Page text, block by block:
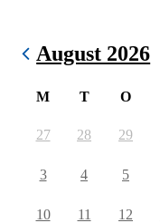
August 2026
M T O
27 28 29
3 4 5
10 11 12